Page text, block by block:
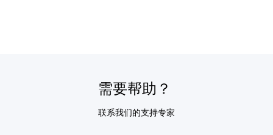
需要帮助？
联系我们的支持专家